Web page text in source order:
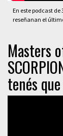
En este podcast
reseñanan el
Masters
tenés